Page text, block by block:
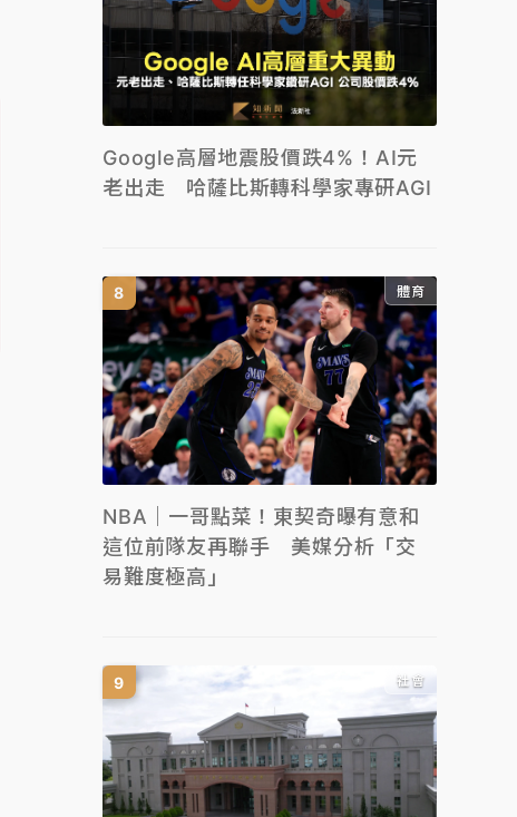
Google高層地震股價跌4%！AI元
老出走 哈薩比斯轉科學家專研AGI
體育
NBA｜一哥點菜！東契奇曝有意和
這位前隊友再聯手 美媒分析「交
易難度極高」
社會